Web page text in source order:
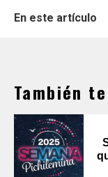
En este artículo
También